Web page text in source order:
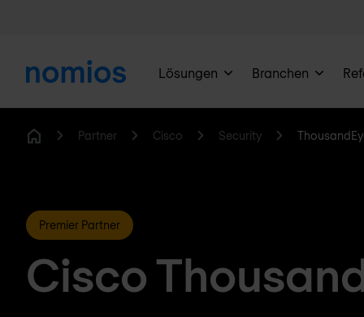
Lösungen Branchen
Partner Cisco Security
Premier Partner
Cisco